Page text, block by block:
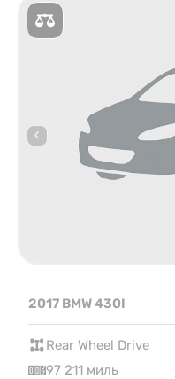
2017 BMW 430I
Rear Wheel Drive
97 211 миль